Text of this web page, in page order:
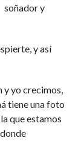
soñador y
y así
y yo crecimos,
tiene una foto
que estamos